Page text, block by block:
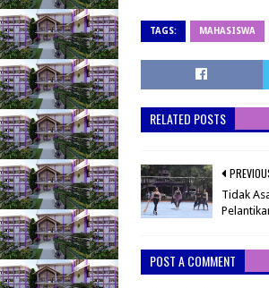
TAGS: MAHASISWA
RELATED POSTS
Tidak
POST A COMMENT